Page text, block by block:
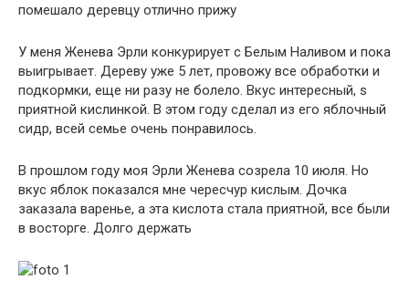
помешало деревцу отлично прижу
У меня Женева Эрли конкурирует с Белым Наливом и пока
выигрывает. Дереву уже 5 лет, провожу все обработки и
подкормки, еще ни разу не болело. Вкус интересный, s
приятной кислинкой. В этом году сделал из его яблочный
сидр, всей семье очень понравилось.
В прошлом году моя Эрли Женева созрела 10 июля. Но
вкус яблок показался мне чересчур кислым. Дочка
заказала варенье, a эта кислота стала приятной, все были
в восторге. Долго держать